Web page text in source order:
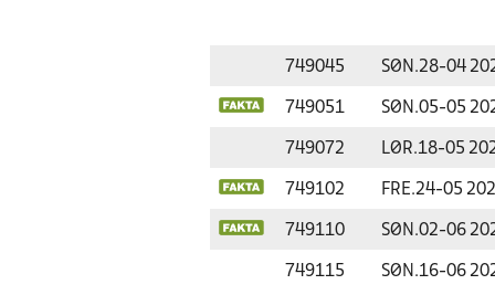
749045 SØN.28-04
749051 SØN.05-05
749072 LØR.18-05
749102 FRE.24-05
749110 SØN.02-06
749115 SØN.16-06